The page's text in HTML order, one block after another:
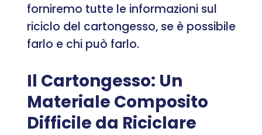
forniremo tutte le informazioni sul
riciclo del cartongesso, se è possibile
farlo e chi può farlo.
Il Cartongesso: Un
Materiale Composito
Difficile da Riciclare